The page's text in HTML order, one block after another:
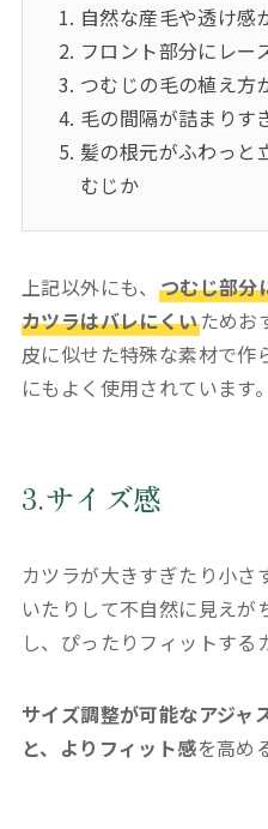
自然な産毛や透け感
フロント部分にレー
つむじの毛の植え方
毛の間隔が詰まりす
髪の根元がふわっと
むじか
上記以外にも、 つむじ部分
カツラはバレにくいためお
皮に似せた特殊な素材で作
にもよく使用されています。
3.サイズ感
カツラが大きすぎたり小さ
いたりして不自然に見えが
し、ぴったりフィットする
サイズ調整が可能なアジャ
と、よりフィット感を高め